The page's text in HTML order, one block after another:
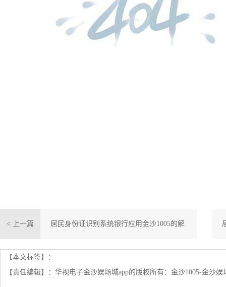
< 上一篇 居民身份证识别系统银行应用金沙1005的解
【本文标签】：
【责任编辑】： 华视电子金沙娱场城app的版权所有： 金沙1005-金沙娱